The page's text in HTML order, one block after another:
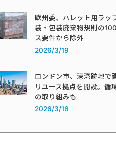
欧州委、パレット用ラッ
装・包装廃棄物規則の
ス要件から除外
2026/3/19
ロンドン市、港湾跡地で
リユース拠点を開設。循
の取り組みも
2026/3/16